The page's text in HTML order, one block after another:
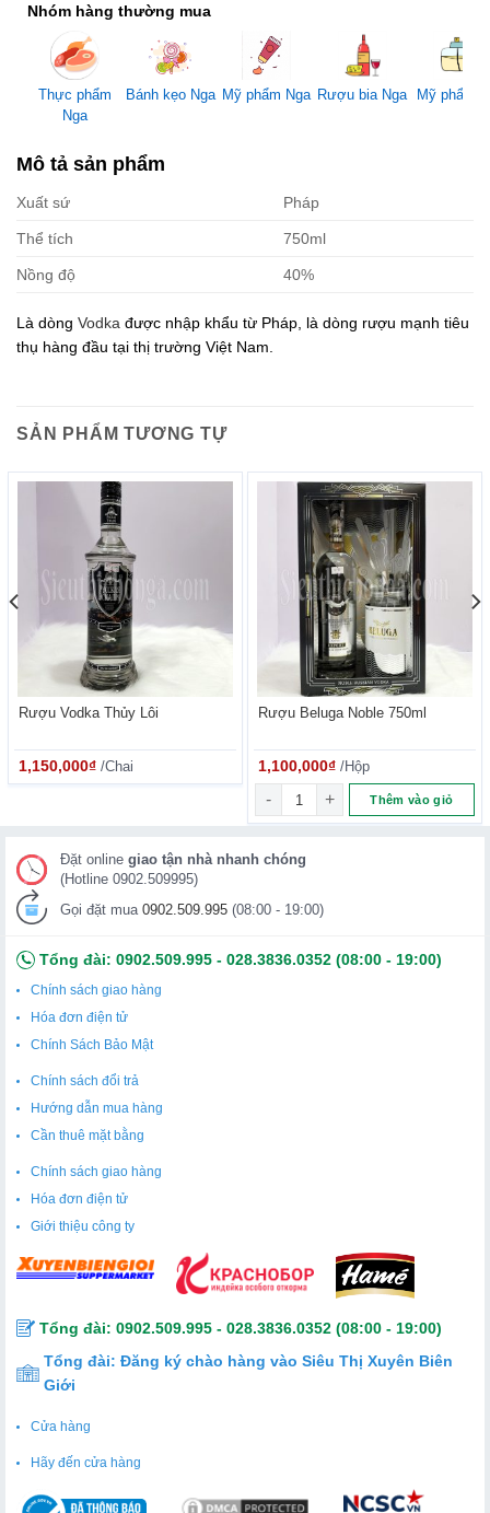
Nhóm hàng thường mua
Thực phẩm
Nga
Bánh kẹo Nga Mỹ phẩm Nga Rượu bia Nga Mỹ phẩm
Mô tả sản phẩm
Xuất sứ Pháp
Thể tích 750ml
Nồng độ 40%
Là dòng Vodka được nhập khẩu từ Pháp, là dòng rượu mạnh tiêu
thụ hàng đầu tại thị trường Việt Nam.
SẢN PHẨM TƯƠNG TỰ
Rượu Vodka Thủy Lôi
1,150,000₫ /Chai
Rượu Beluga Noble 750ml
1,100,000₫ /Hộp
Rượu Beluga Noble 750ml số
Thêm vào giỏ
Đặt online giao tận nhà nhanh chóng
(Hotline 0902.509995)
Gọi đặt mua 0902.509.995 (08:00 - 19:00)
Tổng đài: 0902.509.995 - 028.3836.0352 (08:00 - 19:00)
Chính sách giao hàng
Hóa đơn điện tử
Chính Sách Bảo Mật
Chính sách đổi trả
Hướng dẫn mua hàng
Cần thuê mặt bằng
Chính sách giao hàng
Hóa đơn điện tử
Giới thiệu công ty
Tổng đài: 0902.509.995 - 028.3836.0352 (08:00 - 19:00)
Tổng đài: Đăng ký chào hàng vào Siêu Thị Xuyên Biên
Giới
Cửa hàng
Hãy đến cửa hàng